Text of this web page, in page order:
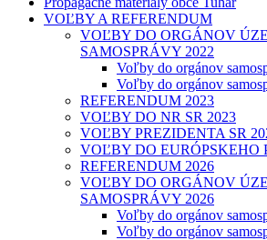
VOĽBY A REFERENDUM
VOĽBY DO ORGÁNOV
SAMOSPRÁVY 2022
Voľby do orgánov
Voľby do orgánov
REFERENDUM 2023
VOĽBY DO NR SR 2023
VOĽBY PREZIDENTA SR
VOĽBY DO EURÓPSKEHO
REFERENDUM 2026
VOĽBY DO ORGÁNOV
SAMOSPRÁVY 2026
Voľby do orgánov
Voľby do orgánov